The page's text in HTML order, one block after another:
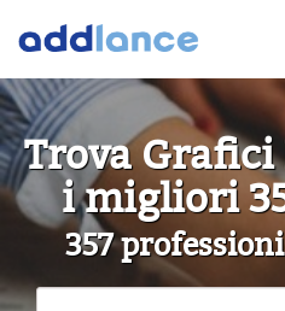
Trova
i migliori
357